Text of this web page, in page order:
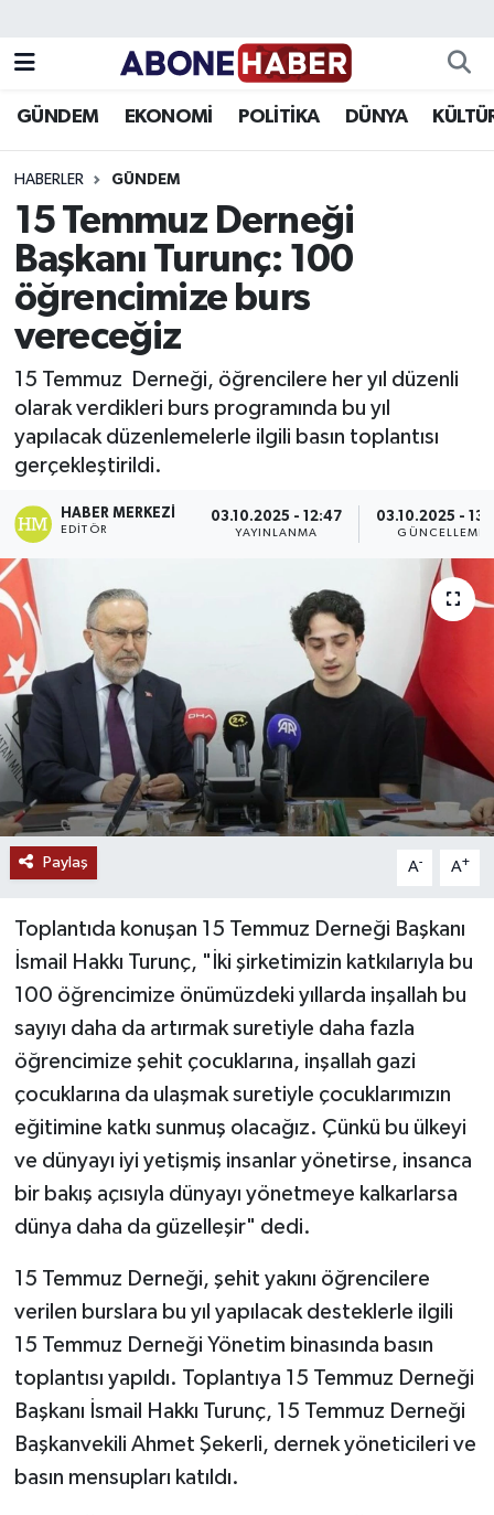
GÜNDEM EKONOMİ POLİTİKA DÜNYA
HABERLER GÜNDEM
15 Temmuz Derneği
Başkanı Turunç: 100
öğrencimize burs
vereceğiz
15 Temmuz Derneği, öğrencilere her yıl düzenli
olarak verdikleri burs programında bu yıl
yapılacak düzenlemelerle ilgili basın toplantısı
gerçekleştirildi.
HABER MERKEZI
EDITÖR
03.10.2025 - 12:47
YAYINLANMA
03.10.2025 -
GÜNCELLEME
Paylaş A- A+
Toplantıda konuşan 15 Temmuz Derneği Başkanı
İsmail Hakkı Turunç, "İki şirketimizin katkılarıyla bu
100 öğrencimize önümüzdeki yıllarda inşallah bu
sayıyı daha da artırmak suretiyle daha fazla
öğrencimize şehit çocuklarına, inşallah gazi
çocuklarına da ulaşmak suretiyle çocuklarımızın
eğitimine katkı sunmuş olacağız. Çünkü bu ülkeyi
ve dünyayı iyi yetişmiş insanlar yönetirse, insanca
bir bakış açısıyla dünyayı yönetmeye kalkarlarsa
dünya daha da güzelleşir" dedi.
15 Temmuz Derneği, şehit yakını öğrencilere
verilen burslara bu yıl yapılacak desteklerle ilgili
15 Temmuz Derneği Yönetim binasında basın
toplantısı yapıldı. Toplantıya 15 Temmuz Derneği
Başkanı İsmail Hakkı Turunç, 15 Temmuz Derneği
Başkanvekili Ahmet Şekerli, dernek yöneticileri ve
basın mensupları katıldı.
Asayiş
Bilim ve Teknoloji
Dünya
Eğitim
Ekonomi
Genel
Gündem
Haberde İnsan
Kültür Sanat
Magazin
Politika
Sağlık
Son Dakika
Yaşam
Yerel
AboneHaber Özel
Süper Lig Puan Durumu ve Fikstür
Tüm Manşetler
Haber Arşivi